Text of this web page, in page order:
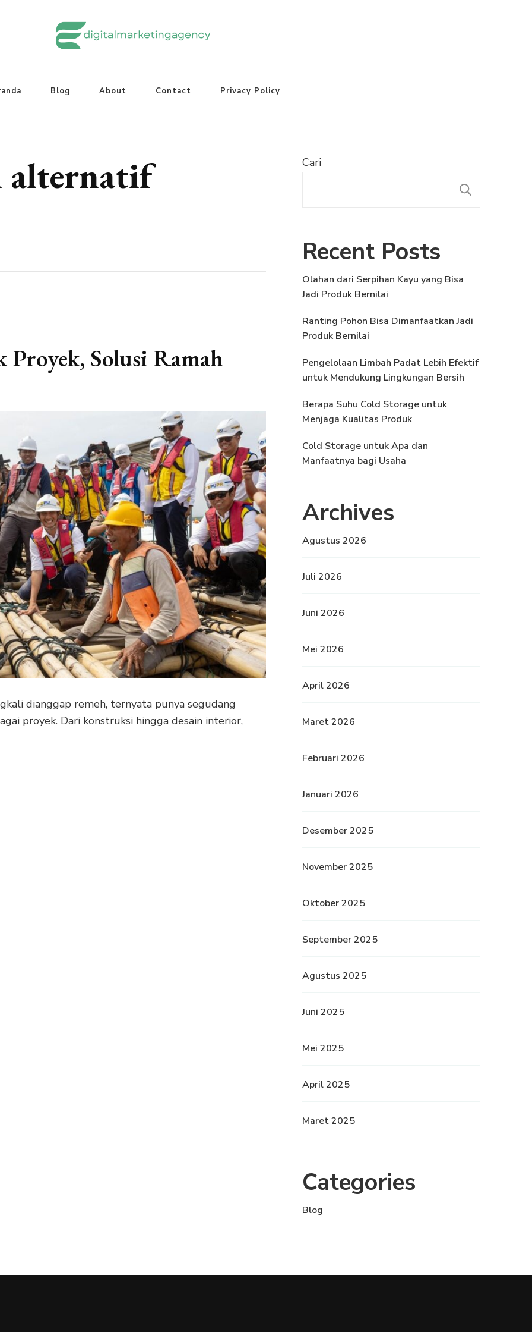
Blog About Contact Privacy Policy
alternatif
Solusi Ramah
dianggap remeh, ternyata punya segudang
proyek. Dari konstruksi hingga desain interior,
Cari
Recent Posts
Olahan dari Serpihan Kayu yang Bisa
Jadi Produk Bernilai
Ranting Pohon Bisa Dimanfaatkan Jadi
Produk Bernilai
Pengelolaan Limbah Padat Lebih Efektif
untuk Mendukung Lingkungan Bersih
Berapa Suhu Cold Storage untuk
Menjaga Kualitas Produk
Cold Storage untuk Apa dan
Manfaatnya bagi Usaha
Archives
Agustus 2026
Juli 2026
Juni 2026
Mei 2026
April 2026
Maret 2026
Februari 2026
Januari 2026
Desember 2025
November 2025
Oktober 2025
September 2025
Agustus 2025
Juni 2025
Mei 2025
April 2025
Maret 2025
Categories
Blog